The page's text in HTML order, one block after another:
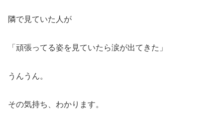
隣で見ていた人が
「頑張ってる姿を見ていたら涙が出てきた」
うんうん。
その気持ち、わかります。